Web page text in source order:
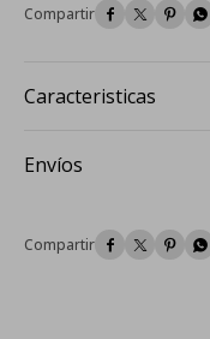
   
Caracteristicas
Envíos
   